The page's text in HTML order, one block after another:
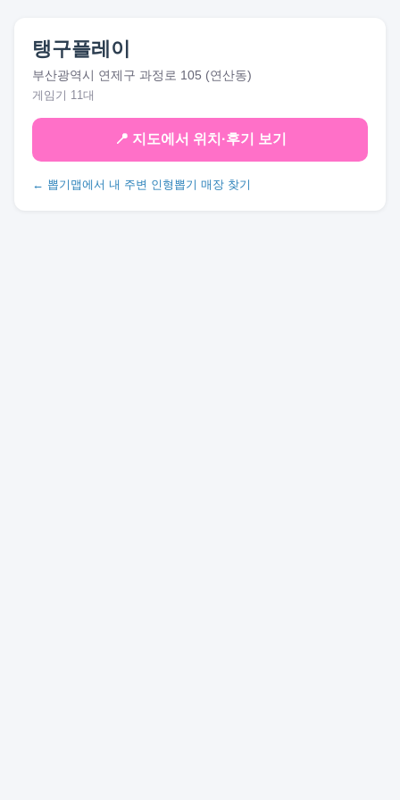
탱구플레이
부산광역시 연제구 과정로 105 (연산동)
게임기 11대
📍 지도에서 위치·후기 보기
← 뽑기맵에서 내 주변 인형뽑기 매장 찾기